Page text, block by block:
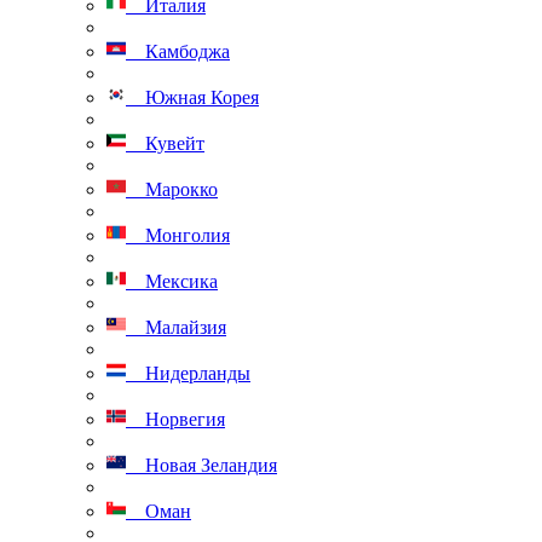
Италия
Камбоджа
Южная Корея
Кувейт
Марокко
Монголия
Мексика
Малайзия
Нидерланды
Норвегия
Новая Зеландия
Оман